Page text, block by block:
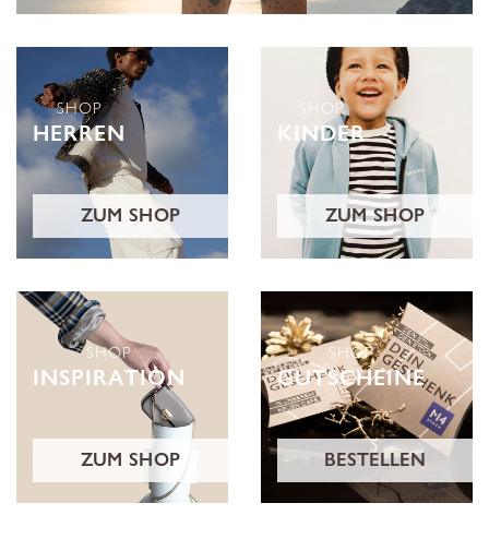
SHOP
HERREN
ZUM SHOP
SHOP
KINDER
ZUM SHOP
SHOP
INSPIRATION
ZUM SHOP
SHOP
GUTSCHEINE
BESTELLEN